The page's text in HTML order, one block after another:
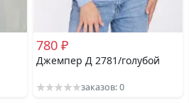
780 ₽
Джемпер Д 2781/голубой
заказов: 0